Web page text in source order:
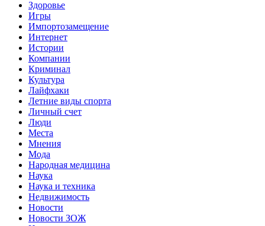
Здоровье
Игры
Импортозамещение
Интернет
Истории
Компании
Криминал
Культура
Лайфхаки
Летние виды спорта
Личный счет
Люди
Места
Мнения
Мода
Народная медицина
Наука
Наука и техника
Недвижимость
Новости
Новости ЗОЖ